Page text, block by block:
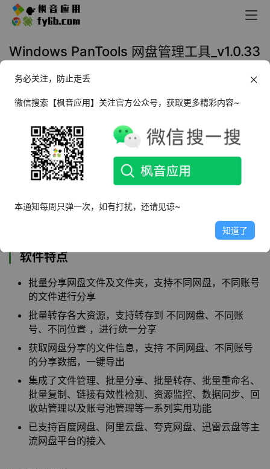
Windows PanTools 网盘管理工具_v1.0.33
2024年11月7日 17:45
软件介绍
PanTools是一款功能全面的网盘管理工具，针对多个热门
网盘的文件管理、批量分享、批量转存、批量重命名、批量
复制、多账号文件搜索等，支持不同网盘的不同账号的资源
文件操作。PanTools仅限于对已有文件的基础管理，并非
软件特点
批量分享网盘文件及文件夹，支持不同网盘，不同账号
的文件进行分享
批量转存各大资源，支持转存到 不同网盘、不同账
号、不同位置 ，进行统一分享
获取网盘分享的文件信息，支持 不同网盘、不同账号
的分享数据，一键导出
集成了文件管理、批量分享、批量转存、批量重命名、
批量复制、链接有效性检测、资源监控、数据同步、回
收站管理以及账号池管理等一系列实用功能
已支持百度网盘、阿里云盘、夸克网盘、迅雷云盘等主
流网盘平台的接入
务必关注，防止走丢
微信搜索【枫音应用】关注官方公众号，获取更多精彩内容~
本通知每周只弹一次，如有打扰，还请见谅~
知道了